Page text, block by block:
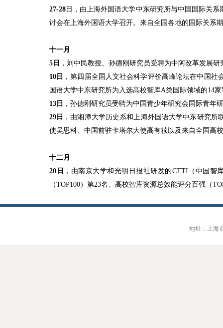
27-28 日，由上海外国语大学中东研究所与中国国际关
讨会在上海外国语大学召开。来自全国各地的国际关系
十一月
5 日 ，刘中民教授、孙德刚研究员受聘为中阿改革发展
10 日 ，第四届全国人文社会科学评价高峰论坛在中国
国语大学中东研究所为入选高校智库A类国际领域的14家
13 日 ，孙德刚研究员受聘为中国青少年研究会国际青年
29 日 ，由湘潭大学历史系和上海外国语大学中东研究所
使吴思科、中国前驻卡塔尔大使高有祯以及来自全国高
十二月
20 日 ，由南京大学和光明日报社研发的CTTI （中国智
（TOP100）第23名、高校智库资源总效能评分百强（
地址：上海